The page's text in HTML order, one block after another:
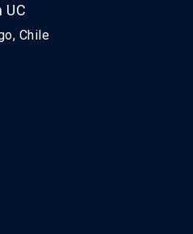
UC
Chile